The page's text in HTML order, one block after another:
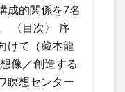
成的関係を7名
〈目次〉 序
けて（藏本龍
像／創造する
瞑想センター